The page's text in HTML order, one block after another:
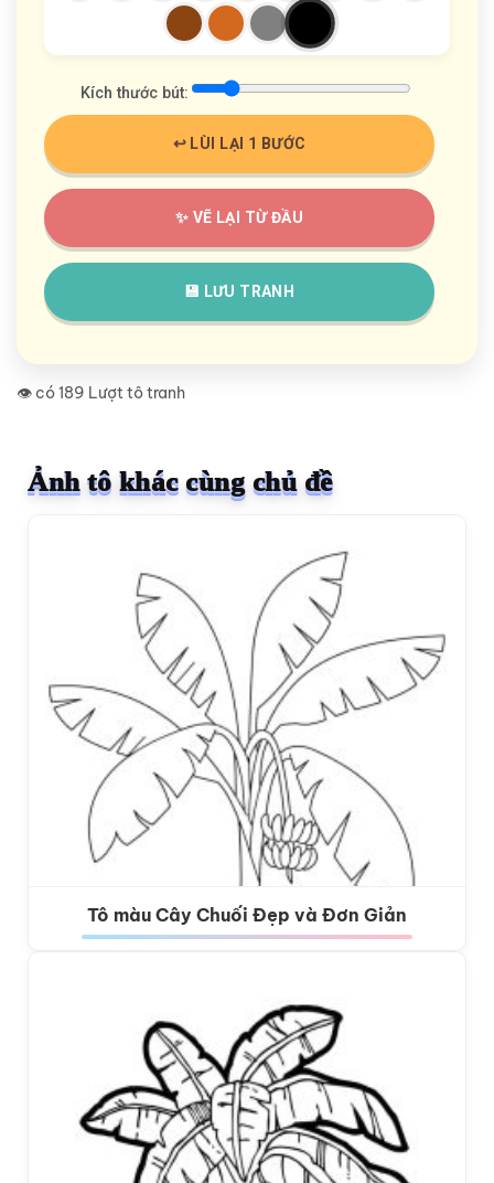
Kích thước bút:
↩️ LÙI LẠI 1 BƯỚC
✨ VẼ LẠI TỪ ĐẦU
💾 LƯU TRANH
👁️ có 189 Lượt tô tranh
Ảnh tô khác cùng chủ đề
Tô màu Cây Chuối Đẹp và Đơn Giản